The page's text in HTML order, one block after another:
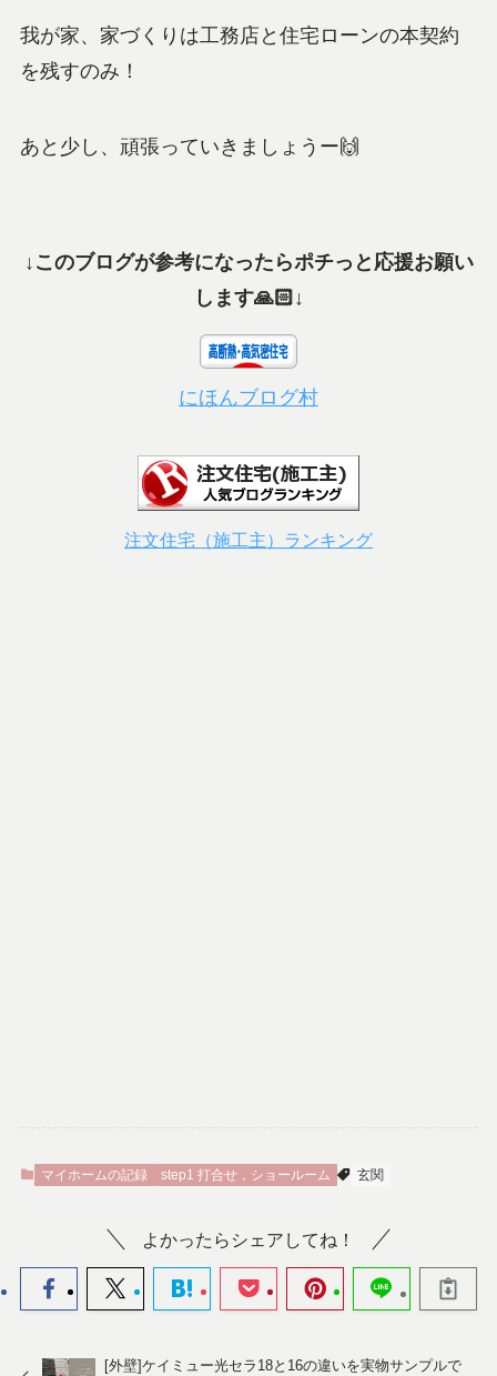
我が家、家づくりは工務店と住宅ローンの本契約
を残すのみ！
あと少し、頑張っていきましょうー🙌
↓このブログが参考になったらポチっと応援お願い
します🙏🏻↓
にほんブログ村
注文住宅（施工主）ランキング
マイホームの記録 step1 打合せ，ショールーム 玄関
よかったらシェアしてね！
[外壁]ケイミュー光セラ18と16の違いを実物サンプルで